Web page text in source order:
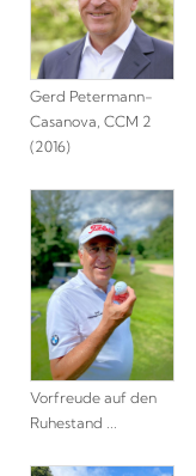
Gerd Petermann-
Casanova, CCM 2
(2016)
Vorfreude auf den
Ruhestand ...